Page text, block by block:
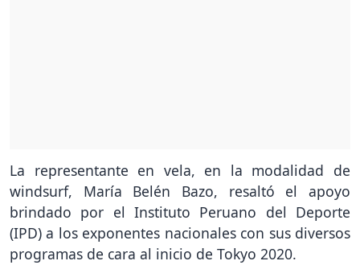
La representante en vela, en la modalidad de
windsurf, María Belén Bazo, resaltó el apoyo
brindado por el Instituto Peruano del Deporte
(IPD) a los exponentes nacionales con sus diversos
programas de cara al inicio de Tokyo 2020.